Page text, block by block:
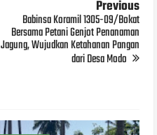
Previous
Babinsa Koramil 1305-09/Bokat
Bersama Petani Genjot Penanaman
Jagung, Wujudkan Ketahanan Pangan
dari Desa Modo